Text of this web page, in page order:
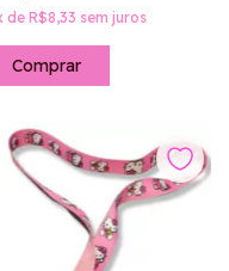
de R$8,33 sem juros